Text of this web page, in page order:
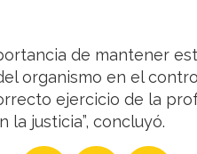
de mantener
organismo en el
ejercicio de la
la justicia”, concluyó.